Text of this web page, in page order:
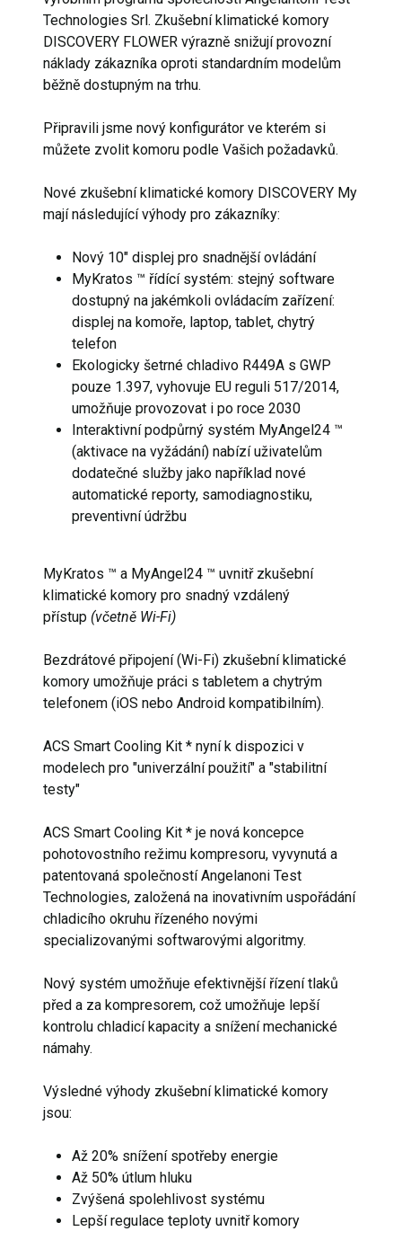
Technologies Srl. Zkušební klimatické komory
DISCOVERY FLOWER výrazně snižují provozní
náklady zákazníka oproti standardním modelům
běžně dostupným na trhu.
Připravili jsme nový konfigurátor ve kterém si
můžete zvolit komoru podle Vašich požadavků.
Nové zkušební klimatické komory DISCOVERY My
mají následující výhody pro zákazníky:
Nový 10" displej pro snadnější ovládání
MyKratos ™ řídící systém: stejný software
dostupný na jakémkoli ovládacím zařízení:
displej na komoře, laptop, tablet, chytrý
telefon
Ekologicky šetrné chladivo R449A s GWP
pouze 1.397, vyhovuje EU reguli 517/2014,
umožňuje provozovat i po roce 2030
Interaktivní podpůrný systém MyAngel24 ™
(aktivace na vyžádání) nabízí uživatelům
dodatečné služby jako například nové
automatické reporty, samodiagnostiku,
preventivní údržbu
MyKratos ™ a MyAngel24 ™ uvnitř zkušební
klimatické komory pro snadný vzdálený
přístup (včetně Wi-Fi)
Bezdrátové připojení (Wi-Fi) zkušební klimatické
komory umožňuje práci s tabletem a chytrým
telefonem (iOS nebo Android kompatibilním).
ACS Smart Cooling Kit * nyní k dispozici v
modelech pro "univerzální použití" a "stabilitní
testy"
ACS Smart Cooling Kit * je nová koncepce
pohotovostního režimu kompresoru, vyvynutá a
patentovaná společností Angelanoni Test
Technologies, založená na inovativním uspořádání
chladicího okruhu řízeného novými
specializovanými softwarovými algoritmy.
Nový systém umožňuje efektivnější řízení tlaků
před a za kompresorem, což umožňuje lepší
kontrolu chladicí kapacity a snížení mechanické
námahy.
Výsledné výhody zkušební klimatické komory
jsou:
Až 20% snížení spotřeby energie
Až 50% útlum hluku
Zvýšená spolehlivost systému
Lepší regulace teploty uvnitř komory